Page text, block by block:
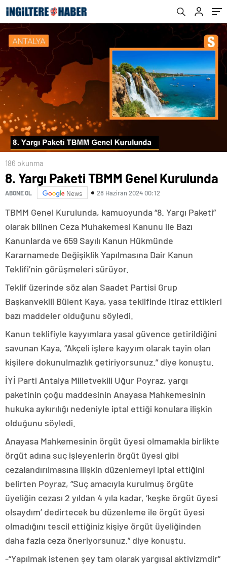
186 okunma
8. Yargı Paketi TBMM Genel Kurulunda
ABONE OL News 28 Haziran 2024 00:12
TBMM Genel Kurulunda, kamuoyunda “8. Yargı Paketi”
olarak bilinen Ceza Muhakemesi Kanunu ile Bazı
Kanunlarda ve 659 Sayılı Kanun Hükmünde
Kararnamede Değişiklik Yapılmasına Dair Kanun
Teklifi’nin görüşmeleri sürüyor.
Teklif üzerinde söz alan Saadet Partisi Grup
Başkanvekili Bülent Kaya, yasa teklifinde itiraz ettikleri
bazı maddeler olduğunu söyledi.
Kanun teklifiyle kayyımlara yasal güvence getirildiğini
savunan Kaya, “Akçeli işlere kayyım olarak tayin olan
kişilere dokunulmazlık getiriyorsunuz.” diye konuştu.
İYİ Parti Antalya Milletvekili Uğur Poyraz, yargı
paketinin çoğu maddesinin Anayasa Mahkemesinin
hukuka aykırılığı nedeniyle iptal ettiği konulara ilişkin
olduğunu söyledi.
Anayasa Mahkemesinin örgüt üyesi olmamakla birlikte
örgüt adına suç işleyenlerin örgüt üyesi gibi
cezalandırılmasına ilişkin düzenlemeyi iptal ettiğini
belirten Poyraz, “Suç amacıyla kurulmuş örgüte
üyeliğin cezası 2 yıldan 4 yıla kadar, ‘keşke örgüt üyesi
olsaydım’ dedirtecek bu düzenleme ile örgüt üyesi
olmadığını tescil ettiğiniz kişiye örgüt üyeliğinden
daha fazla ceza öneriyorsunuz.” diye konuştu.
-“Yapılmak istenen şey tam olarak yargısal aktivizmdir”